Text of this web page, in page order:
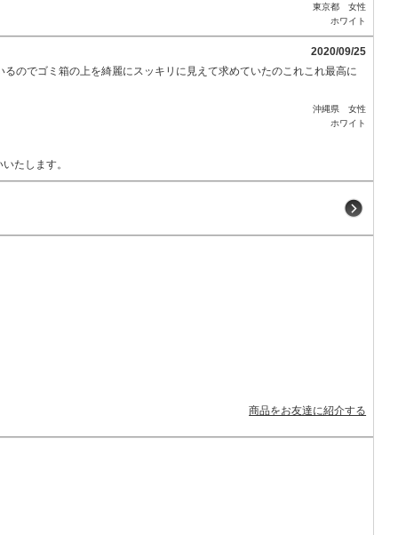
東京都 女性
ホワイト
2020/09/25
のでゴミ箱の上を綺麗にスッキリに見えて求めていたのこれこれ最高に
沖縄県 女性
ホワイト
たします。
商品をお友達に紹介する